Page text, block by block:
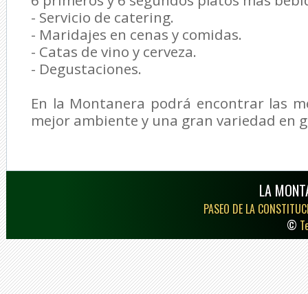
- Servicio de catering.
- Maridajes en cenas y comidas.
- Catas de vino y cerveza.
- Degustaciones.
En la Montanera podrá encontrar las
mejor ambiente y una gran variedad en
LA
PASEO DE LA
©